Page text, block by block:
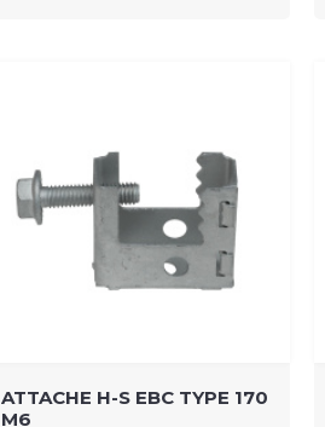
ATTACHE H-S EBC TYPE 170
M6